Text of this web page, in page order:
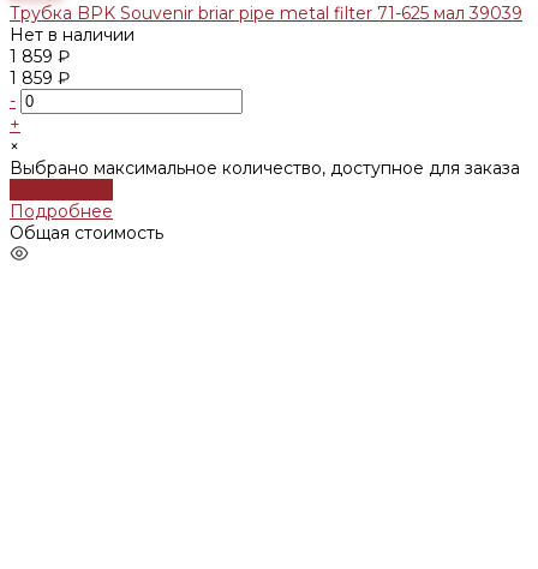
Трубка BPK Souvenir briar pipe metal filter 71-625 мал 39039
Нет в наличии
1 859 ₽
1 859 ₽
-
+
×
Выбрано максимальное количество, доступное для заказа
Подробнее
Общая стоимость